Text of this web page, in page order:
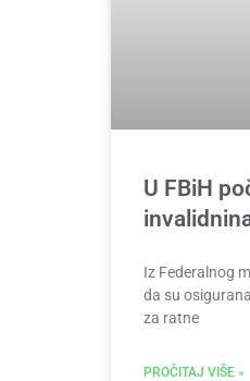
U FBiH
Iz Federalnog
da su
za ratne
PROČITAJ VIŠE »